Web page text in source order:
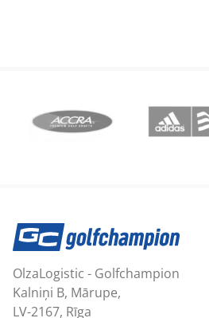
OlzaLogistic - Golfchampion
Kalniņi B, Mārupe,
LV-2167, Rīga